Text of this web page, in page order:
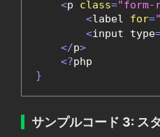
<p class="form-
<label for=
<input type
</p>
<?
}
サンプルコード 3: ス